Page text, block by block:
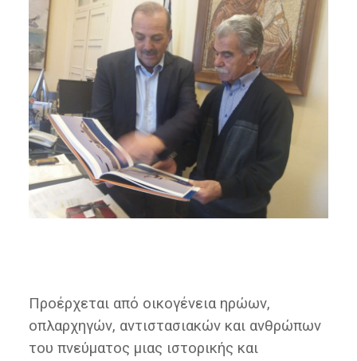
Προέρχεται από οικογένεια ηρώων,
οπλαρχηγών, αντιστασιακών και ανθρώπων
του πνεύματος μιας ιστορικής και